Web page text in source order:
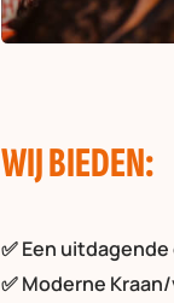
WIJ BIEDEN:
✅ Een
✅ Moderne